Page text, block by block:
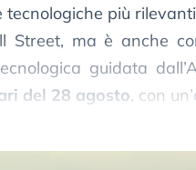
più
Street, ma è anche
guidata
del 28 agosto, con